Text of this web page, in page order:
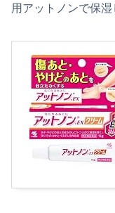
用アットノンで保湿